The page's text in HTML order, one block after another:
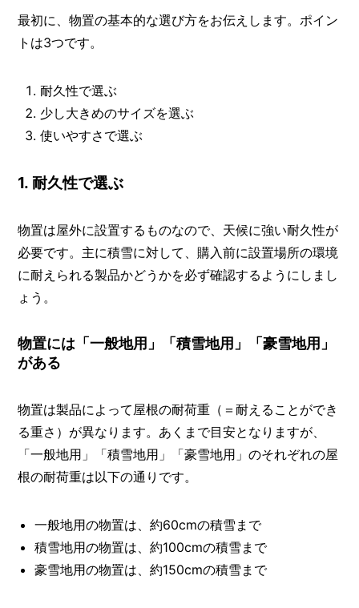
最初に、物置の基本的な選び方をお伝えします。ポイン
トは3つです。
耐久性で選ぶ
少し大きめのサイズを選ぶ
使いやすさで選ぶ
1. 耐久性で選ぶ
物置は屋外に設置するものなので、天候に強い耐久性が
必要です。主に積雪に対して、購入前に設置場所の環境
に耐えられる製品かどうかを必ず確認するようにしまし
ょう。
物置には「一般地用」「積雪地用」「豪雪地用」
がある
物置は製品によって屋根の耐荷重（＝耐えることができ
る重さ）が異なります。あくまで目安となりますが、
「一般地用」「積雪地用」「豪雪地用」のそれぞれの屋
根の耐荷重は以下の通りです。
一般地用の物置は、約60cmの積雪まで
積雪地用の物置は、約100cmの積雪まで
豪雪地用の物置は、約150cmの積雪まで